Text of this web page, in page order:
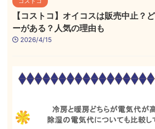
【コストコ】オイコスは販売中止？
ーがある？人気の理由も
2026/4/15